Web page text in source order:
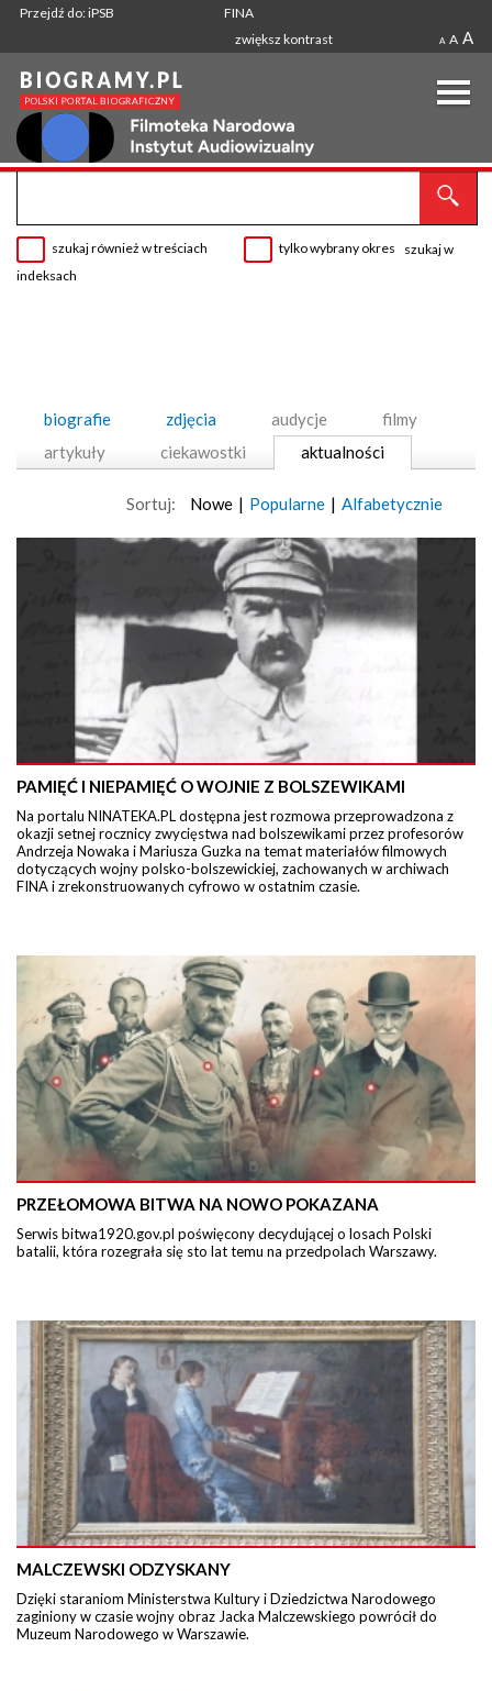
Przejdź do: iPSB
FINA
zwiększ kontrast
A A A
szukaj również w treściach tylko wybrany okres
szukaj w
indeksach
biografie zdjęcia audycje
filmy
artykuły
ciekawostki aktualności
Sortuj: Nowe | Popularne | Alfabetycznie
PAMIĘĆ I NIEPAMIĘĆ O WOJNIE Z BOLSZEWIKAMI
Na portalu NINATEKA.PL dostępna jest rozmowa przeprowadzona z
okazji setnej rocznicy zwycięstwa nad bolszewikami przez profesorów
Andrzeja Nowaka i Mariusza Guzka na temat materiałów filmowych
dotyczących wojny polsko-bolszewickiej, zachowanych w archiwach
FINA i zrekonstruowanych cyfrowo w ostatnim czasie.
PRZEŁOMOWA BITWA NA NOWO POKAZANA
Serwis bitwa1920.gov.pl poświęcony decydującej o losach Polski
batalii, która rozegrała się sto lat temu na przedpolach Warszawy.
MALCZEWSKI ODZYSKANY
Dzięki staraniom Ministerstwa Kultury i Dziedzictwa Narodowego
zaginiony w czasie wojny obraz Jacka Malczewskiego powrócił do
Muzeum Narodowego w Warszawie.